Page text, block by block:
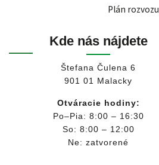
Plán rozvozu
Kde nás nájdete
Štefana Čulena 6
901 01 Malacky
Otváracie hodiny:
Po–Pia: 8:00 – 16:30
So: 8:00 – 12:00
Ne: zatvorené